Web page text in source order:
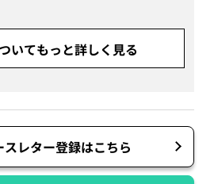
いてもっと詳しく見る
レター登録はこちら